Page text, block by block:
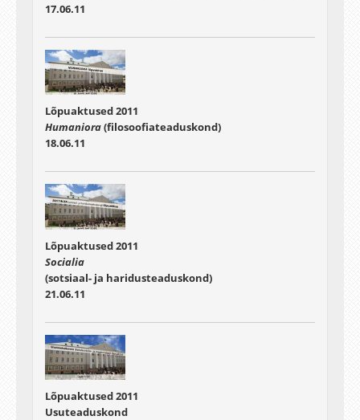
17.06.11
Lõpuaktused 2011
Humaniora(filosoofiateaduskond)
18.06.11
Lõpuaktused 2011
Socialia
(sotsiaal- ja haridusteaduskond)
21.06.11
Lõpuaktused 2011
Usuteaduskond